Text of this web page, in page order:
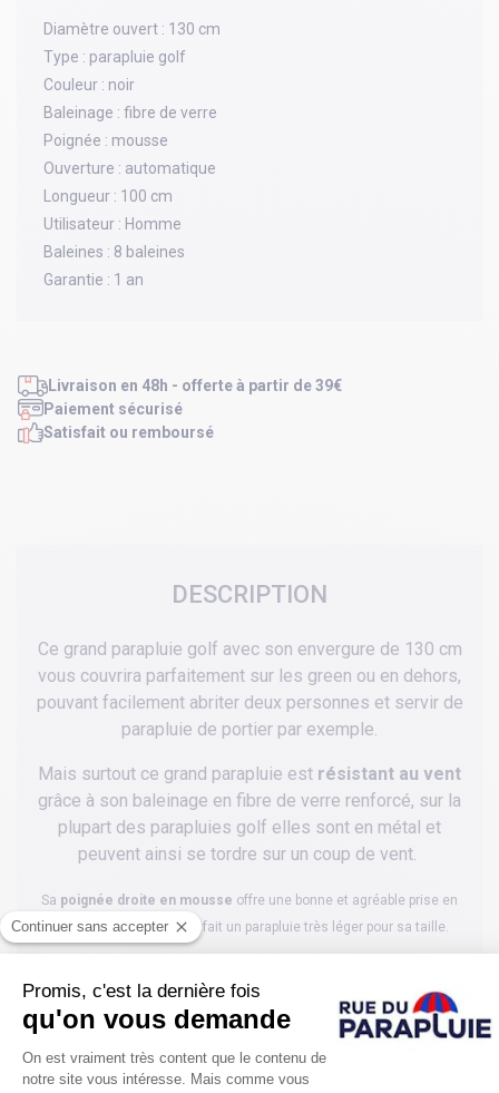
Diamètre ouvert : 130 cm
Type : parapluie golf
Couleur : noir
Baleinage : fibre de verre
Poignée : mousse
Ouverture : automatique
Longueur : 100 cm
Utilisateur : Homme
Baleines : 8 baleines
Garantie : 1 an
Livraison en 48h - offerte à partir de 39€
Paiement sécurisé
Satisfait ou remboursé
DESCRIPTION
Ce grand parapluie golf avec son envergure de 130 cm
vous couvrira parfaitement sur les green ou en dehors,
pouvant facilement abriter deux personnes et servir de
parapluie de portier par exemple.
Mais surtout ce grand parapluie est résistant au vent
grâce à son baleinage en fibre de verre renforcé, sur la
plupart des parapluies golf elles sont en métal et
peuvent ainsi se tordre sur un coup de vent.
Sa poignée droite en mousse offre une bonne et agréable prise en
main, et sa structure en fait un parapluie très léger pour sa taille.
sur un parapluie de golf.
Ce grand parapluie golf existe en 3 couleurs, ici en noir.